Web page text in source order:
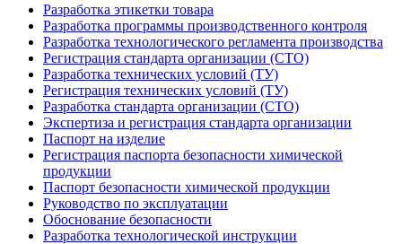
Разработка этикетки товара
Разработка программы производственного контроля
Разработка технологического регламента производства
Регистрация стандарта организации (СТО)
Разработка технических условий (ТУ)
Регистрация технических условий (ТУ)
Разработка стандарта организации (СТО)
Экспертиза и регистрация стандарта организации
Паспорт на изделие
Регистрация паспорта безопасности химической
продукции
Паспорт безопасности химической продукции
Руководство по эксплуатации
Обоснование безопасности
Разработка технологической инструкции